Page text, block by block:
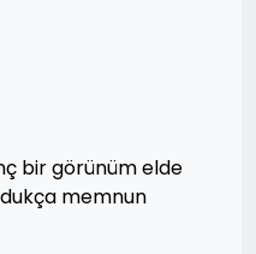
bir görünüm elde
memnun